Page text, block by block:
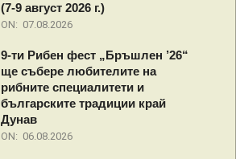
(7-9 август 2026 г.)
ON: 07.08.2026
9-ти Рибен фест „Бръшлен ’26“
ще събере любителите на
рибните специалитети и
българските традиции край
Дунав
ON: 06.08.2026